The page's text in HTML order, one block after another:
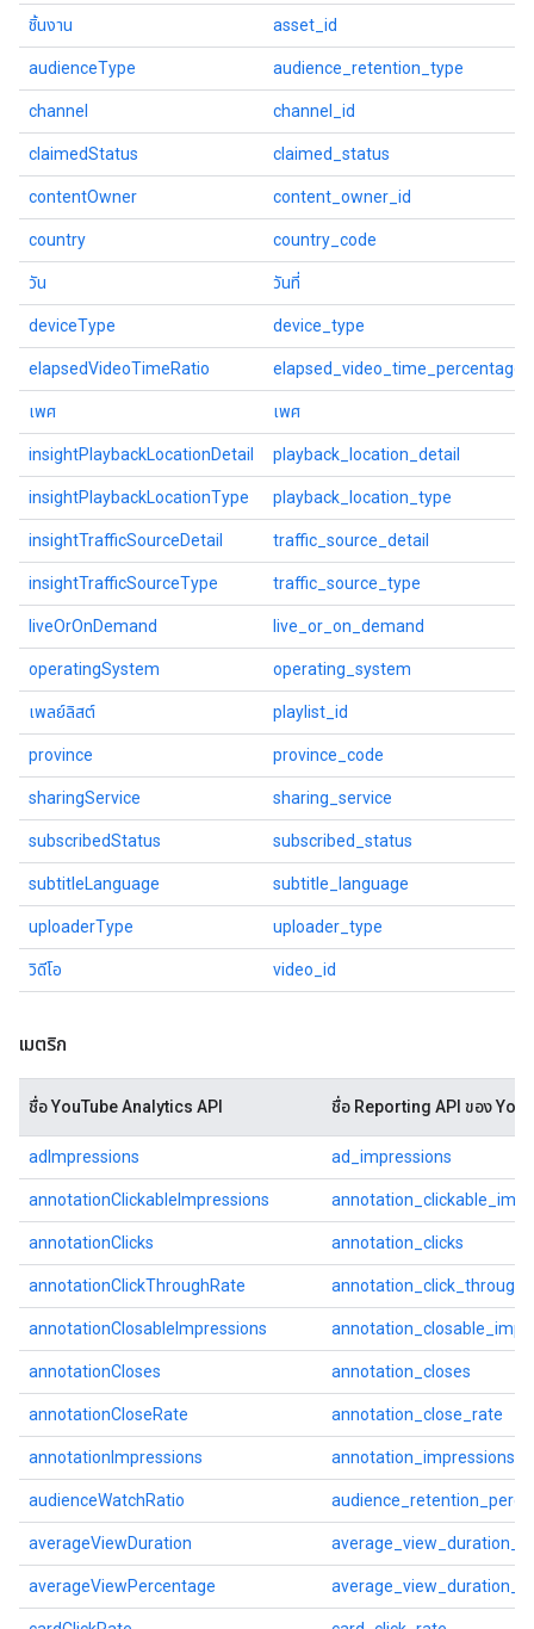
ชิ้นงาน asset_id
audienceType audience_retention_type
channel channel_id
claimedStatus claimed_status
contentOwner content_owner_id
country country_code
วัน วันที่
deviceType device_type
elapsedVideoTimeRatio elapsed_video_time_percentage
เพศ เพศ
insightPlaybackLocationDetail playback_location_detail
insightPlaybackLocationType playback_location_type
insightTrafficSourceDetail traffic_source_detail
insightTrafficSourceType traffic_source_type
liveOrOnDemand live_or_on_demand
operatingSystem operating_system
เพลย์ลิสต์ playlist_id
province province_code
sharingService sharing_service
subscribedStatus subscribed_status
subtitleLanguage subtitle_language
uploaderType uploader_type
วิดีโอ video_id
เมตริก
ชื่อ YouTube Analytics API ชื่อ Reporting API ของ
adImpressions ad_impressions
annotationClickableImpressions
annotationClicks annotation_clicks
annotationClickThroughRate
annotationClosableImpressions
annotationCloses annotation_closes
annotationCloseRate annotation_close_rate
annotationImpressions annotation_impressions
audienceWatchRatio
averageViewDuration
averageViewPercentage